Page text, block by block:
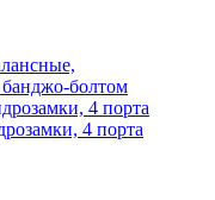
болтом
4 порта
4 порта